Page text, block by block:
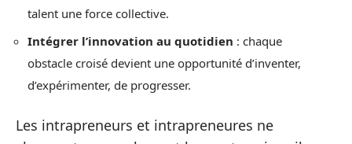
talent une force collective.
Intégrer l’innovation au quotidien : chaque
obstacle croisé devient une opportunité d’inventer,
d’expérimenter, de progresser.
Les intrapreneurs et intrapreneures ne